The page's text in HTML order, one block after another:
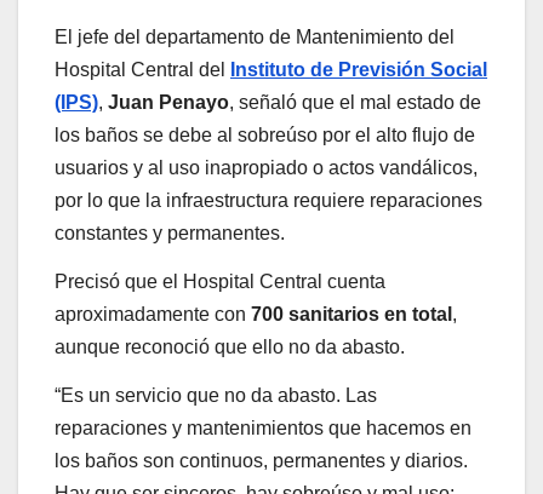
El jefe del departamento de Mantenimiento del
Hospital Central del
Instituto de Previsión Social
(IPS), Juan Penayo, señaló que el mal estado de
los baños se debe al sobreúso por el alto flujo de
usuarios y al uso inapropiado o actos vandálicos,
por lo que la infraestructura requiere reparaciones
constantes y permanentes.
Precisó que el Hospital Central cuenta
aproximadamente con 700 sanitarios en total ,
aunque reconoció que ello no da abasto.
“Es un servicio que no da abasto. Las
reparaciones y mantenimientos que hacemos en
los baños son continuos, permanentes y diarios.